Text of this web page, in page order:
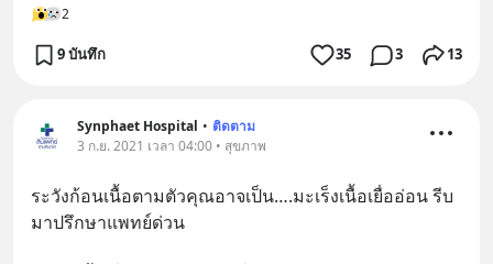
2
9 บันทึก 35 3 13
Synphaet Hospital • ติดตาม
3 ก.ย. 2021 เวลา 04:00 • สุขภาพ
ระวังก้อนเนื้อตามตัวคุณอาจเป็น….มะเร็งเนื้อเยื่ออ่อน รีบ
มาปรึกษาแพทย์ด่วน